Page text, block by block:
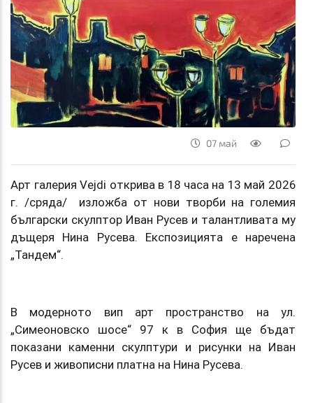
07 май
Арт галерия Vejdi открива в 18 часа на 13 май 2026
г. /сряда/ изложба от нови творби на големия
български скулптор Иван Русев и талантливата му
дъщеря Нина Русева. Експозицията е наречена
„Тандем“.
В модерното вип арт пространство на ул.
„Симеоновско шосе“ 97 к в София ще бъдат
показани каменни скулптури и рисунки на Иван
Русев и живописни платна на Нина Русева.